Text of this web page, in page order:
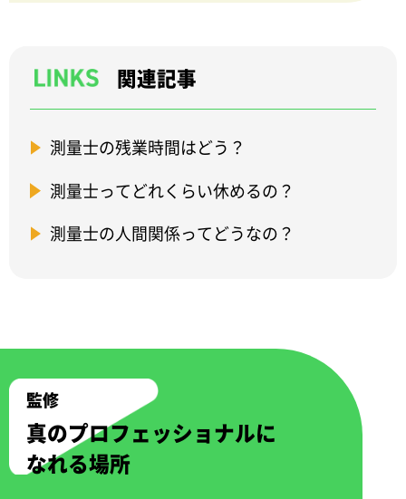
関連記事
測量士の残業時間はどう？
測量士ってどれくらい休めるの？
測量士の人間関係ってどうなの？
真のプロフェッショナルに
なれる場所